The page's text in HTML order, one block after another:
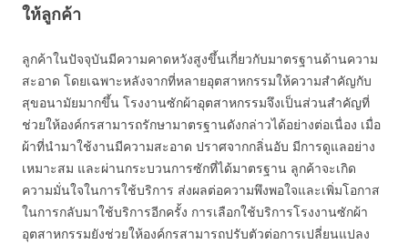
ให้ลูกค้า
ลูกค้าในปัจจุบันมีความคาดหวังสูงขึ้นเกี่ยวกับมาตรฐานด้านความ
สะอาด โดยเฉพาะหลังจากที่หลายอุตสาหกรรมให้ความสำคัญกับ
สุขอนามัยมากขึ้น โรงงานซักผ้าอุตสาหกรรมจึงเป็นส่วนสำคัญที่
ช่วยให้องค์กรสามารถรักษามาตรฐานดังกล่าวได้อย่างต่อเนื่อง เมื่อ
ผ้าที่นำมาใช้งานมีความสะอาด ปราศจากกลิ่นอับ มีการดูแลอย่าง
เหมาะสม และผ่านกระบวนการซักที่ได้มาตรฐาน ลูกค้าจะเกิด
ความมั่นใจในการใช้บริการ ส่งผลต่อความพึงพอใจและเพิ่มโอกาส
ในการกลับมาใช้บริการอีกครั้ง การเลือกใช้บริการโรงงานซักผ้า
อุตสาหกรรมยังช่วยให้องค์กรสามารถปรับตัวต่อการเปลี่ยนแปลง